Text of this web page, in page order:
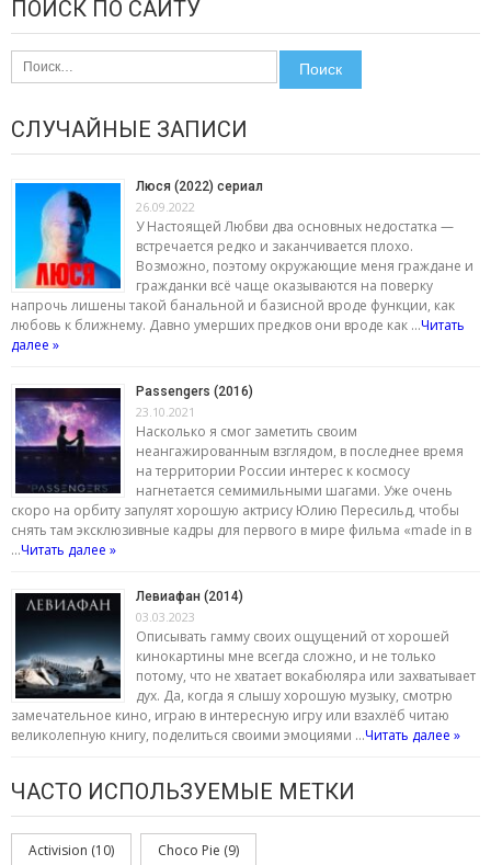
ПОИСК ПО САЙТУ
Найти:
СЛУЧАЙНЫЕ ЗАПИСИ
Люся (2022) сериал
26.09.2022
У Настоящей Любви два основных недостатка —
встречается редко и заканчивается плохо.
Возможно, поэтому окружающие меня граждане и
гражданки всё чаще оказываются на поверку
напрочь лишены такой банальной и базисной вроде функции, как
любовь к ближнему. Давно умерших предков они вроде как …Читать
далее »
Passengers (2016)
23.10.2021
Насколько я смог заметить своим
неангажированным взглядом, в последнее время
на территории России интерес к космосу
нагнетается семимильными шагами. Уже очень
скоро на орбиту запулят хорошую актрису Юлию Пересильд, чтобы
снять там эксклюзивные кадры для первого в мире фильма «made in в
…Читать далее »
Левиафан (2014)
03.03.2023
Описывать гамму своих ощущений от хорошей
кинокартины мне всегда сложно, и не только
потому, что не хватает вокабюляра или захватывает
дух. Да, когда я слышу хорошую музыку, смотрю
замечательное кино, играю в интересную игру или взахлёб читаю
великолепную книгу, поделиться своими эмоциями …Читать далее »
ЧАСТО ИСПОЛЬЗУЕМЫЕ МЕТКИ
Activision (10) Choco Pie (9)